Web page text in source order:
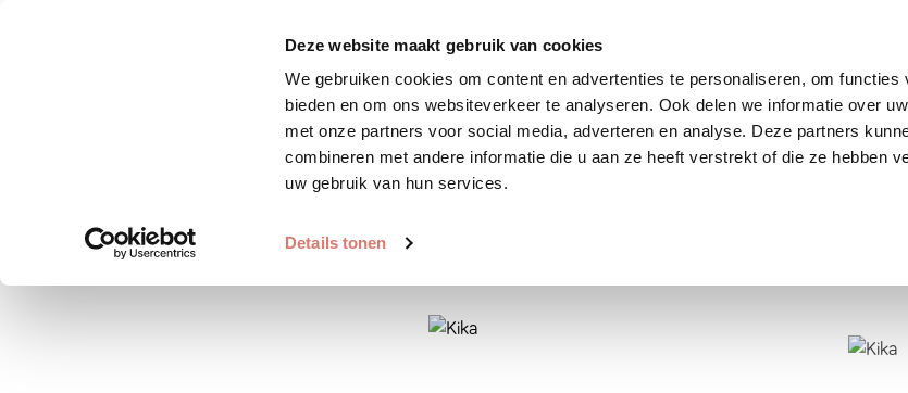
Deze website maakt gebruik van cookies
We gebruiken cookies om content en advertenties te personaliseren, om functies
bieden en om ons websiteverkeer te analyseren. Ook delen we informatie over
met onze partners voor social media, adverteren en analyse. Deze partners
combineren met andere informatie die u aan ze heeft verstrekt of die ze hebben
uw gebruik van hun services.
Details tonen
Zoek huisdier Plaats huisdier Hoe werkt het?